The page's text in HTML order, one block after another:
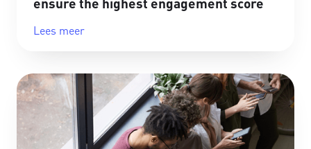
Lees meer